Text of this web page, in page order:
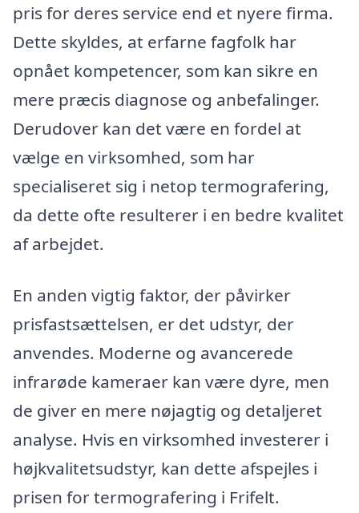
pris for deres service end et nyere firma.
Dette skyldes, at erfarne fagfolk har
opnået kompetencer, som kan sikre en
mere præcis diagnose og anbefalinger.
Derudover kan det være en fordel at
vælge en virksomhed, som har
specialiseret sig i netop termografering,
da dette ofte resulterer i en bedre kvalitet
af arbejdet.
En anden vigtig faktor, der påvirker
prisfastsættelsen, er det udstyr, der
anvendes. Moderne og avancerede
infrarøde kameraer kan være dyre, men
de giver en mere nøjagtig og detaljeret
analyse. Hvis en virksomhed investerer i
højkvalitetsudstyr, kan dette afspejles i
prisen for termografering i Frifelt.